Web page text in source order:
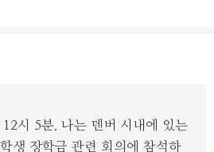
회복을 위한 것이 아니라, 도저히 이해
최선을 다해 쓴 책이다. 특히 인간의 폭
갑게 고발하는 여타의 책이나 영화와
시 5분. 나는 덴버 시내에 있는
생 장학금 관련 회의에 참석하